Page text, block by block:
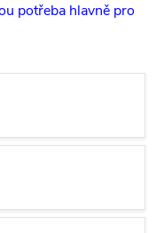
potřeba hlavně pro